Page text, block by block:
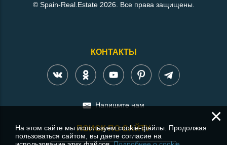
© Spain-Real.Estate 2026. Все права защищены.
КОНТАКТЫ
Напишите нам
ПОИСК ПО САЙТУ
×
На этом сайте мы используем cookie-файлы. Продолжая
пользоваться сайтом, вы даете согласие на